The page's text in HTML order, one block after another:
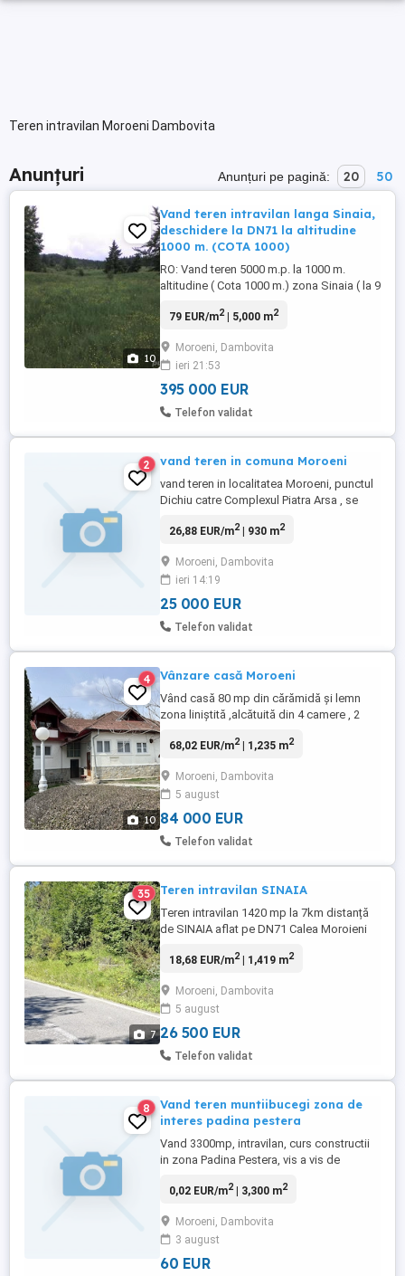
Teren intravilan Moroeni Dambovita
Anunțuri Anunțuri pe pagină: 20 50
10
Vand teren intravilan langa Sinaia,
deschidere la DN71 la altitudine
1000 m. (COTA 1000)
RO: Vand teren 5000 m.p. la 1000 m.
altitudine ( Cota 1000 m.) zona Sinaia ( la 9
la drumul national 71 ( DN 71) si
Imobilul este intravilan si consolidat cu un
zid de beton foarte adanc și regularizat ...
79 EUR/m2| 5,000 m2
Moroeni, Dambovita
ieri 21:53
395 000 EUR
Telefon validat
2 vand teren in comuna Moroeni
vand teren in localitatea Moroeni, punctul
Dichiu catre Complexul Piatra Arsa , se
Ideal pentru afacere.
26,88 EUR/m2| 930 m2
Moroeni, Dambovita
ieri 14:19
25 000 EUR
Telefon validat
10
4 Vânzare casă Moroeni
Vând casă 80 mp din cărămidă și lemn
zona liniștită ,alcătuită din 4 camere , 2
amplasate pe un teren de 390 mp, ( plus
pe lemne în fiecare cameră ; 685 teren
intravilan în spatele casei livada și încă
1017 mp curs ...
68,02 EUR/m2| 1,235 m2
Moroeni, Dambovita
5 august
84 000 EUR
Telefon validat
7
35 Teren intravilan SINAIA
Teren intravilan 1420 mp la 7km distanță
de SINAIA aflat pe DN71 Calea Moroieni
Utilități în apropriere Certificat de
18,68 EUR/m2| 1,419 m2
Moroeni, Dambovita
5 august
26 500 EUR
Telefon validat
8
Vand teren muntiibucegi zona de
interes padina pestera
Vand 3300mp, intravilan, curs constructii
in zona Padina Pestera, vis a vis de
utilitati curent si apa, pretabil construire
vacanta. Pret 60 euro/mp. Tel 0723580563
, suprafata totala: 3299,9, Front stradal:
34Utilitati: ...
0,02 EUR/m2| 3,300 m2
Moroeni, Dambovita
3 august
60 EUR